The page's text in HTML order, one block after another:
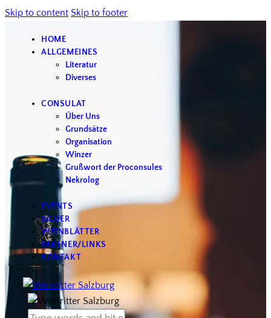
Skip to content Skip to footer
HOME
ALLGEMEINES
Literatur
Diverses
CONSULAT
Über Uns
Grundsätze
Organisation
Winzer
Grußwort der Proconsules
Nekrolog
EVENTS
BILDER
WEINBLÄTTER
PARTNER/LINKS
KONTAKT